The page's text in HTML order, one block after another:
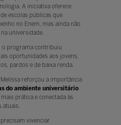
A iniciativa oferece
escolas públicas que
no Enem, mas ainda não
universidade.
o programa contribuiu
oportunidades aos jovens,
pardos e de baixa renda.
Melissa reforçou a importância
do ambiente universitário
prática e conectada às
atuais.
vivenciar